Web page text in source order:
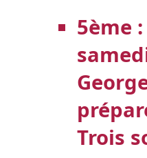
5ème
Trois